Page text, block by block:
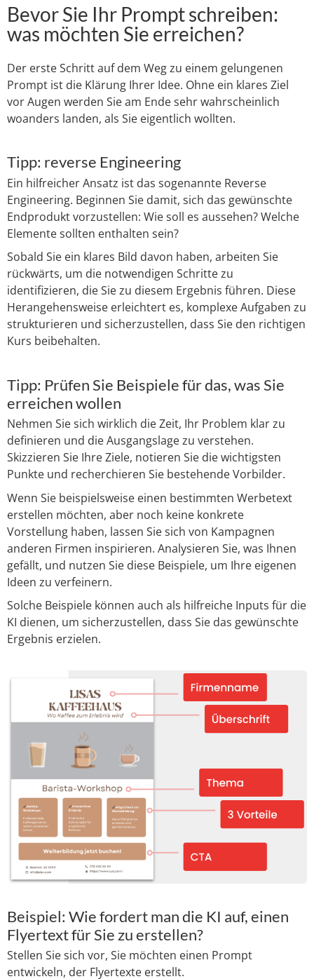
Bevor Sie Ihr Prompt schreiben:
was möchten Sie erreichen?
Der erste Schritt auf dem Weg zu einem gelungenen
Prompt ist die Klärung Ihrer Idee. Ohne ein klares Ziel
vor Augen werden Sie am Ende sehr wahrscheinlich
woanders landen, als Sie eigentlich wollten.
Tipp: reverse Engineering
Ein hilfreicher Ansatz ist das sogenannte Reverse
Engineering. Beginnen Sie damit, sich das gewünschte
Endprodukt vorzustellen: Wie soll es aussehen? Welche
Elemente sollten enthalten sein?
Sobald Sie ein klares Bild davon haben, arbeiten Sie
rückwärts, um die notwendigen Schritte zu
identifizieren, die Sie zu diesem Ergebnis führen. Diese
Herangehensweise erleichtert es, komplexe Aufgaben zu
strukturieren und sicherzustellen, dass Sie den richtigen
Kurs beibehalten.
Tipp: Prüfen Sie Beispiele für das, was Sie
erreichen wollen
Nehmen Sie sich wirklich die Zeit, Ihr Problem klar zu
definieren und die Ausgangslage zu verstehen.
Skizzieren Sie Ihre Ziele, notieren Sie die wichtigsten
Punkte und recherchieren Sie bestehende Vorbilder.
Wenn Sie beispielsweise einen bestimmten Werbetext
erstellen möchten, aber noch keine konkrete
Vorstellung haben, lassen Sie sich von Kampagnen
anderen Firmen inspirieren. Analysieren Sie, was Ihnen
gefällt, und nutzen Sie diese Beispiele, um Ihre eigenen
Ideen zu verfeinern.
Solche Beispiele können auch als hilfreiche Inputs für die
KI dienen, um sicherzustellen, dass Sie das gewünschte
Ergebnis erzielen.
Beispiel: Wie fordert man die KI auf, einen
Flyertext für Sie zu erstellen?
Stellen Sie sich vor, Sie möchten einen Prompt
entwickeln, der Flyertexte erstellt.